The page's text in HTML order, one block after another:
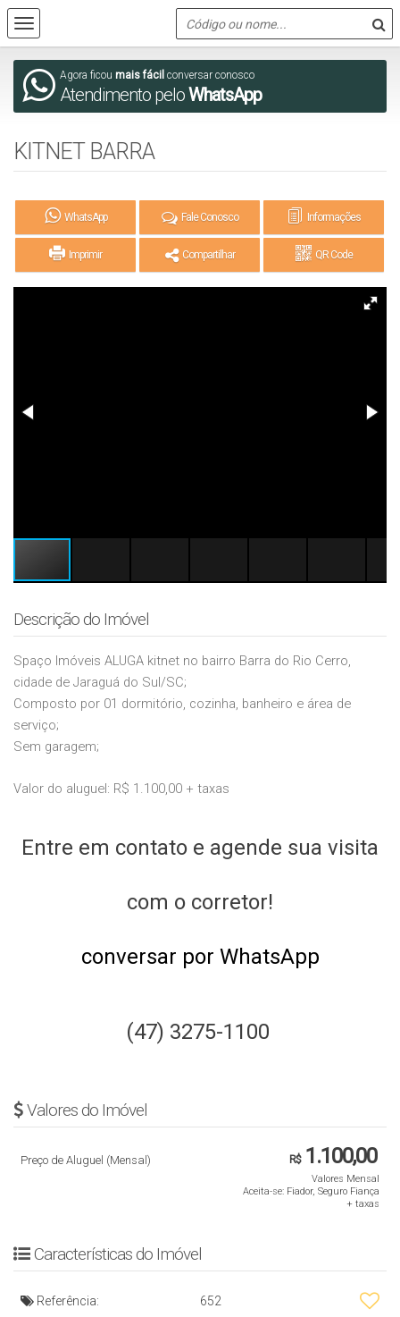
Agora ficou mais fácil conversar conosco
Atendimento peloWhatsApp
KITNET BARRA
WhatsApp Fale Conosco Informações
Imprimir Compartilhar QR Code
Descrição do Imóvel
Spaço Imóveis ALUGA kitnet no bairro Barra do Rio Cerro,
cidade de Jaraguá do Sul/SC;
Composto por 01 dormitório, cozinha, banheiro e área de
serviço;
Sem garagem;
Valor do aluguel: R$ 1.100,00 + taxas
Entre em contato e agende sua visita
com o corretor!
conversar por WhatsApp
(47) 3275-1100
Valores do Imóvel
R$1.100,00
Preço de Aluguel (Mensal)
Valores Mensal
Aceita-se: Fiador, Seguro Fiança
+ taxas
Características do Imóvel
Referência: 652